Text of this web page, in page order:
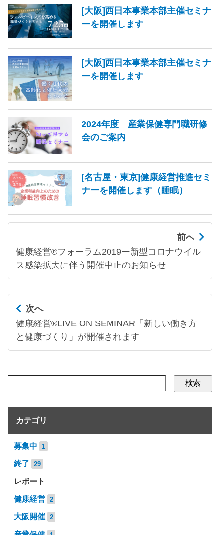
[大阪]西日本事業本部主催セミナ
ーを開催します
[大阪]西日本事業本部主催セミナ
ーを開催します
2024年度 産業保健専門職研修
会のご案内
[名古屋・東京]健康経営推進セミ
ナーを開催します（睡眠）
前へ
健康経営®フォーラム2019ー新型コロナウイル
ス感染拡大に伴う開催中止のお知らせ
次へ
健康経営®LIVE ON SEMINAR「新しい働き方
と健康づくり」が開催されます
検索
カテゴリ
募集中 1
終了 29
レポート
健康経営 2
大阪開催 2